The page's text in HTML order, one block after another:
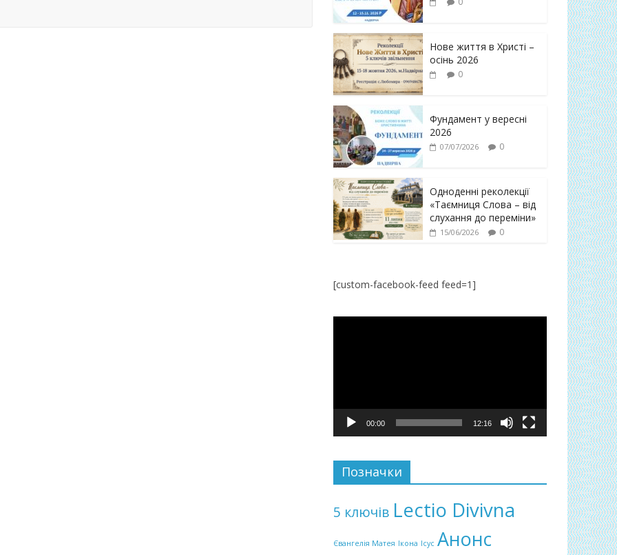
Нове життя в Христі –
осінь 2026
0
Фундамент у вересні
2026
07/07/2026 0
Одноденні реколекції
«Таємниця Слова – від
слухання до переміни»
15/06/2026 0
[custom-facebook-feed feed=1]
00:00 12:16
Позначки
5 ключів Lectio Divivna
Євангелія Матея Ікона Ісус Анонс